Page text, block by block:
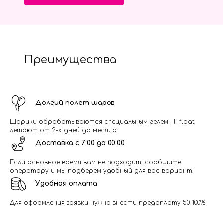
Преимущества
Долгий полет шаров
Шарики обрабатываются специальным гелем Hi-float,
летают от 2-х дней до месяца.
Доставка с 7:00 до 00:00
Если основное время вам не подходит, сообщите
оператору и мы подберем удобный для вас вариант!
Удобная оплата
Для оформления заявки нужно внести предоплату 50-100%